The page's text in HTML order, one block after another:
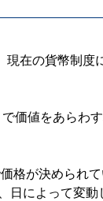
現在の貨幣制度
価値をあらわ
格が決められ
日によって変動